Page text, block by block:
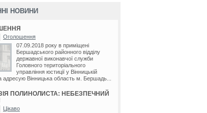
НОВИНИ
Оголошення
07.09.2018 року в приміщені
Бершадського районного відділу
державної виконавчої служби
Головного територіального
управління юстиції у Вінницькій
адресую Вінницька область м. Бершадь...
ПОЛИНОЛИСТА: НЕБЕЗПЕЧНИЙ
Цікаво